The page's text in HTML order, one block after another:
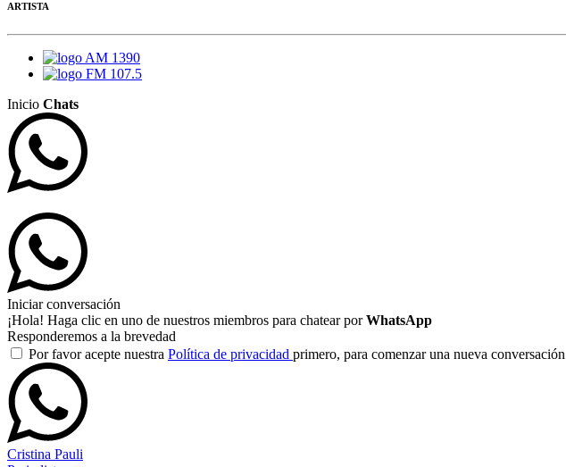
ARTISTA
AM 1390
FM 107.5
Inicio Chats
Iniciar conversación
¡Hola! Haga clic en uno de nuestros miembros para chatear porWhatsApp
Responderemos a la brevedad
Por favor acepte nuestra Política de privacidad primero, para comenzar una nueva conversación
Cristina Pauli